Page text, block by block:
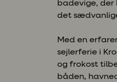
badevige, der
det
Med en
sejlerferie i
og frokost
båden,